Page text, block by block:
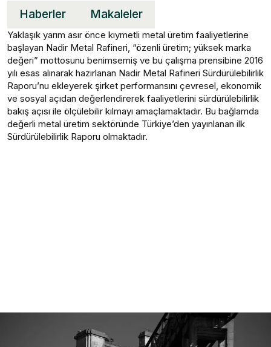
Haberler Makaleler
Yaklaşık yarım asır önce kıymetli metal üretim faaliyetlerine
başlayan Nadir Metal Rafineri, “özenli üretim; yüksek marka
değeri” mottosunu benimsemiş ve bu çalışma prensibine 2016
yılı esas alınarak hazırlanan Nadir Metal Rafineri Sürdürülebilirlik
Raporu’nu ekleyerek şirket performansını çevresel, ekonomik
ve sosyal açıdan değerlendirerek faaliyetlerini sürdürülebilirlik
bakış açısı ile ölçülebilir kılmayı amaçlamaktadır. Bu bağlamda
değerli metal üretim sektöründe Türkiye’den yayınlanan ilk
Sürdürülebilirlik Raporu olmaktadır.